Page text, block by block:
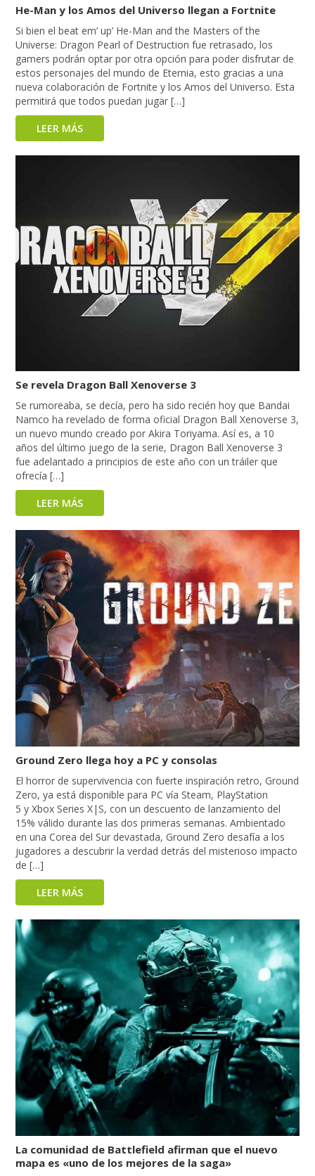
He-Man y los Amos del Universo llegan a Fortnite
Si bien el beat em’ up’ He-Man and the Masters of the
Universe: Dragon Pearl of Destruction fue retrasado, los
gamers podrán optar por otra opción para poder disfrutar de
estos personajes del mundo de Eternia, esto gracias a una
nueva colaboración de Fortnite y los Amos del Universo. Esta
permitirá que todos puedan jugar […]
LEER MÁS
Se revela Dragon Ball Xenoverse 3
Se rumoreaba, se decía, pero ha sido recién hoy que Bandai
Namco ha revelado de forma oficial Dragon Ball Xenoverse 3,
un nuevo mundo creado por Akira Toriyama. Así es, a 10
años del último juego de la serie, Dragon Ball Xenoverse 3
fue adelantado a principios de este año con un tráiler que
ofrecía […]
LEER MÁS
Ground Zero llega hoy a PC y consolas
El horror de supervivencia con fuerte inspiración retro, Ground
Zero, ya está disponible para PC vía Steam, PlayStation
5 y Xbox Series X|S, con un descuento de lanzamiento del
15% válido durante las dos primeras semanas. Ambientado
en una Corea del Sur devastada, Ground Zero desafía a los
jugadores a descubrir la verdad detrás del misterioso impacto
de […]
LEER MÁS
La comunidad de Battlefield afirman que el nuevo
mapa es «uno de los mejores de la saga»